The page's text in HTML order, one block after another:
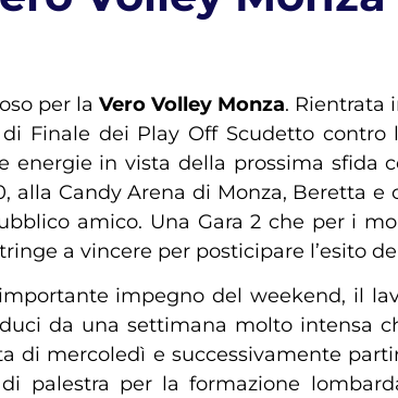
per la Vero Volley Monza. Rientrata
Finale dei Play Off Scudetto contro
energie in vista della prossima sfida
alla Candy Arena di Monza, Beretta
amico. Una Gara 2 che per i
a vincere per posticipare l’esito
impegno del weekend, il
da una settimana molto intensa
di mercoledì e successivamente
palestra per la formazione